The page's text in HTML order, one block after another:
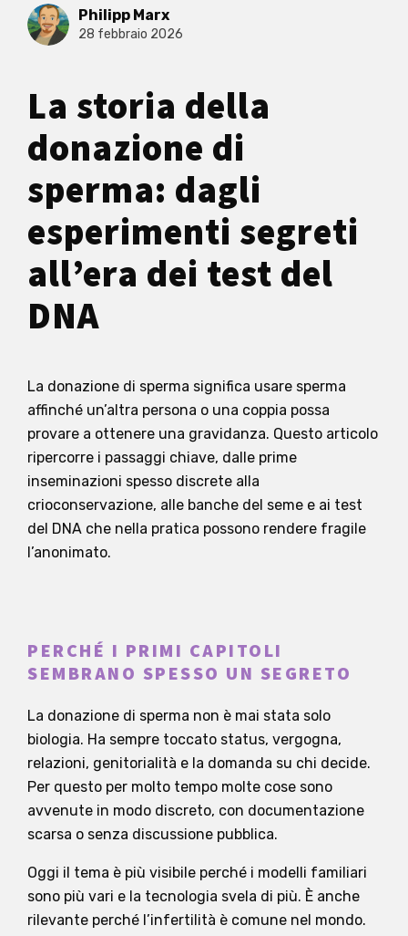
Philipp Marx
28 febbraio 2026
La storia della
donazione di
sperma: dagli
esperimenti segreti
all’era dei test del
DNA
La donazione di sperma significa usare sperma
affinché un’altra persona o una coppia possa
provare a ottenere una gravidanza. Questo articolo
ripercorre i passaggi chiave, dalle prime
inseminazioni spesso discrete alla
crioconservazione, alle banche del seme e ai test
del DNA che nella pratica possono rendere fragile
l’anonimato.
PERCHÉ I PRIMI CAPITOLI
SEMBRANO SPESSO UN SEGRETO
La donazione di sperma non è mai stata solo
biologia. Ha sempre toccato status, vergogna,
relazioni, genitorialità e la domanda su chi decide.
Per questo per molto tempo molte cose sono
avvenute in modo discreto, con documentazione
scarsa o senza discussione pubblica.
Oggi il tema è più visibile perché i modelli familiari
sono più vari e la tecnologia svela di più. È anche
rilevante perché l’infertilità è comune nel mondo.